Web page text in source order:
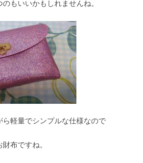
もいいかもしれませんね。
軽量でシンプルな仕様なので
布ですね。